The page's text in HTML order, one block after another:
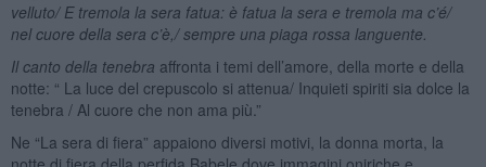
velluto/ E tremola la sera fatua: è fatua la sera e tremola ma c’é/
nel cuore della sera c’è,/ sempre una piaga rossa languente.
Il canto della tenebra affronta i temi dell’amore, della morte e della
notte: “ La luce del crepuscolo si attenua/ Inquieti spiriti sia dolce la
tenebra / Al cuore che non ama più.”
Ne “La sera di fiera” appaiono diversi motivi, la donna morta, la